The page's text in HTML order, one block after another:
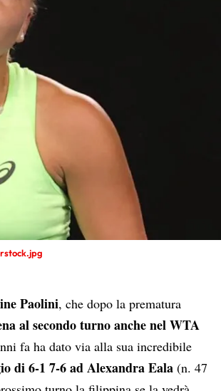
Paolini, che dopo la prematura
al secondo turno anche nel WTA
fa ha dato via alla sua incredibile
di 6-1 7-6 ad Alexandra Eala (n. 47